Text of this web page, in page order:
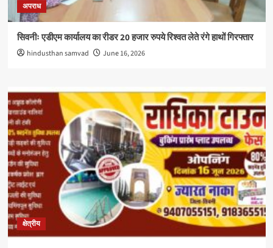
अपराध
सिवनीः एडीएम कार्यालय का रीडर 20 हजार रुपये रिश्वत लेते रंगे हाथों गिरफ्तार
hindusthan samvad June 16, 2026
क्षेत्रीय